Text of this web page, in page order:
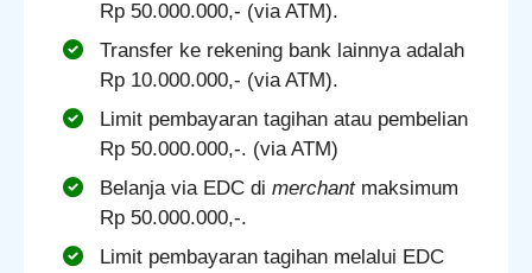
Rp 50.000.000,- (via ATM).
Transfer ke rekening bank lainnya adalah
Rp 10.000.000,- (via ATM).
Limit pembayaran tagihan atau pembelian
Rp 50.000.000,-. (via ATM)
Belanja via EDC di merchantmaksimum
Rp 50.000.000,-.
Limit pembayaran tagihan melalui EDC